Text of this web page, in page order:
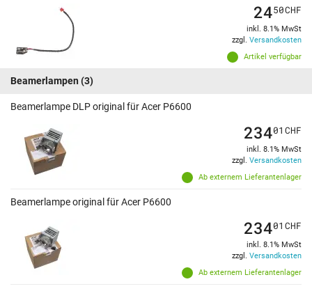
Artikel verfügbar
2450CHF
inkl. 8.1% MwSt
zzgl. Versandkosten
Beamerlampen (3)
Beamerlampe DLP original für Acer P6600
Ab externem Lieferantenlager
23401 CHF
inkl. 8.1% MwSt
zzgl. Versandkosten
Beamerlampe original für Acer P6600
Ab externem Lieferantenlager
23401 CHF
inkl. 8.1% MwSt
zzgl. Versandkosten